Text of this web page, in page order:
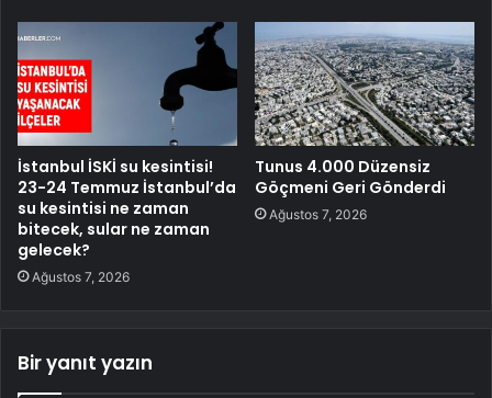
İstanbul İSKİ su kesintisi!
23-24 Temmuz İstanbul’da
su kesintisi ne zaman
bitecek, sular ne zaman
gelecek?
Ağustos 7, 2026
Tunus 4.000 Düzensiz
Göçmeni Geri Gönderdi
Ağustos 7, 2026
Bir yanıt yazın